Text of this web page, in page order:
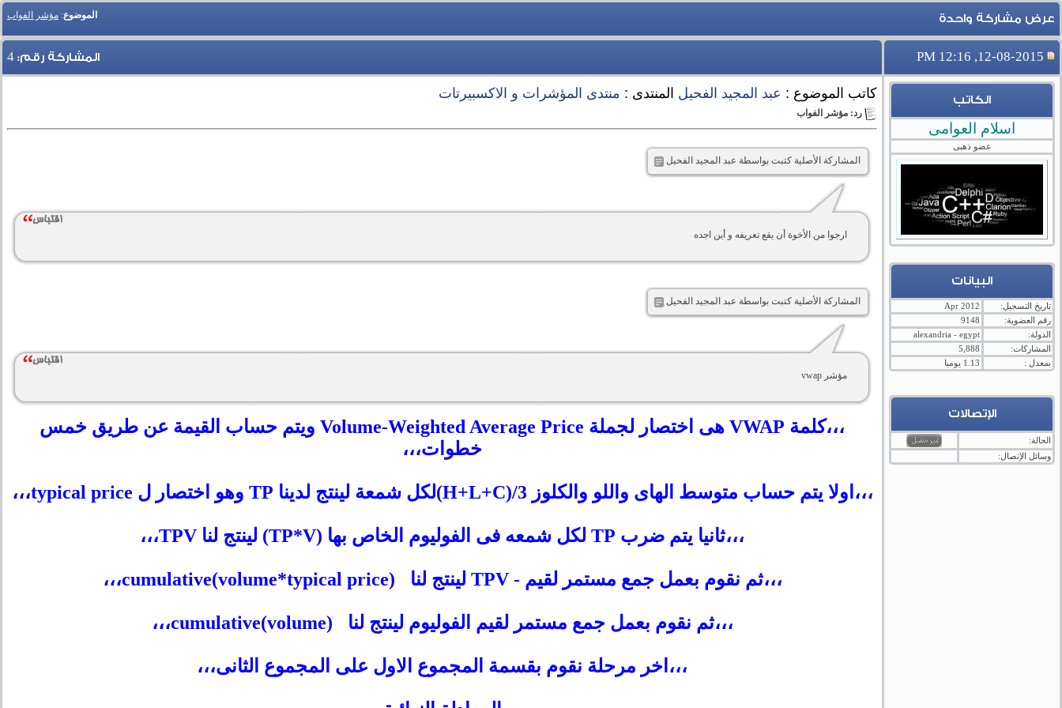
الموضوع: مؤشر الفواب عرض مشاركة واحدة
12-08-2015, 12:16 PM المشاركة رقم: 4
الكاتب
اسلام العوامى
عضو ذهبى
البيانات
تاريخ التسجيل:
Apr 2012
رقم العضوية:
9148
الدولة:
alexandria - egypt
المشاركات:
5,888
بمعدل :
1.13 يوميا
الإتصالات
الحالة:
وسائل الإتصال:
كاتب الموضوع : عبد المجيد الفحيل المنتدى : منتدى المؤشرات و الاكسبيرتات
رد: مؤشر الفواب
المشاركة الأصلية كتبت بواسطة عبد المجيد الفحيل
ارجوا من الأخوة أن يقع تعريفه و أين اجده
المشاركة الأصلية كتبت بواسطة عبد المجيد الفحيل
مؤشر vwap
،،،كلمة VWAP هى اختصار لجملة Volume-Weighted Average Price ويتم حساب القيمة عن طريق خمس
خطوات،،،
،،،اولا يتم حساب متوسط الهاى واللو والكلوز 3/(H+L+C)لكل شمعة لينتج لدينا TP وهو اختصار ل typical price،،،
،،،ثانيا يتم ضرب TP لكل شمعه فى الفوليوم الخاص بها (TP*V) لينتج لنا TPV،،،
،،،ثم نقوم بعمل جمع مستمر لقيم - TPV لينتج لنا cumulative(volume*typical price) ،،،
،،،ثم نقوم بعمل جمع مستمر لقيم الفوليوم لينتج لنا cumulative(volume) ،،،
،،،اخر مرحلة نقوم بقسمة المجموع الاول على المجموع الثانى،،،